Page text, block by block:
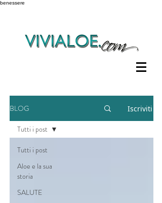
benessere
BLOG Iscriviti
Tutti i post
Aloe e la sua
storia
SALUTE
Tutti i post